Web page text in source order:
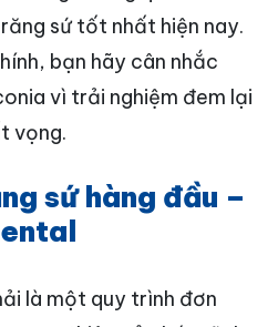
sứ tốt nhất hiện nay.
bạn hãy cân nhắc
vì trải nghiệm đem lại
vọng.
sứ hàng đầu –
là một quy trình đơn